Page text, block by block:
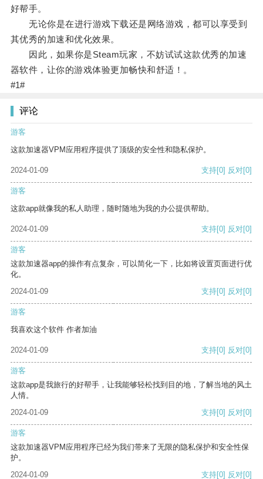
好帮手。
无论你是在进行游戏下载还是网络游戏，都可以享受到
其优秀的加速和优化效果。
因此，如果你是Steam玩家，不妨试试这款优秀的加速
器软件，让你的游戏体验更加畅快和舒适！。
#1#
评论
游客
这款加速器VPM应用程序提供了顶级的安全性和隐私保护。
2024-01-09 支持[0] 反对[0]
游客
这款app就像我的私人助理，随时随地为我的办公提供帮助。
2024-01-09 支持[0] 反对[0]
游客
这款加速器app的操作有点复杂，可以简化一下，比如将设置页面进行优
化。
2024-01-09
支持[0] 反对[0]
游客
我喜欢这个软件 作者加油
2024-01-09 支持[0] 反对[0]
游客
这款app是我旅行的好帮手，让我能够轻松找到目的地，了解当地的风土
人情。
2024-01-09
支持[0] 反对[0]
游客
这款加速器VPM应用程序已经为我们带来了无限的隐私保护和安全性保
护。
2024-01-09
支持[0] 反对[0]